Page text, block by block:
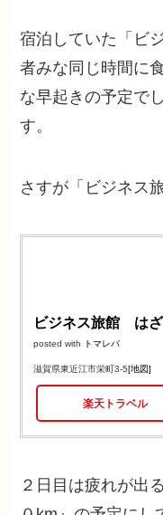
宿泊していた「ビ
者みな同じ時間に
な早起きの予定で
す。
さすが「ビジネス
ビジネス旅館 はざ
posted with トマレバ
滋賀県東近江市栄町3-5[地図]
楽天トラベル
２日目は疲れが出